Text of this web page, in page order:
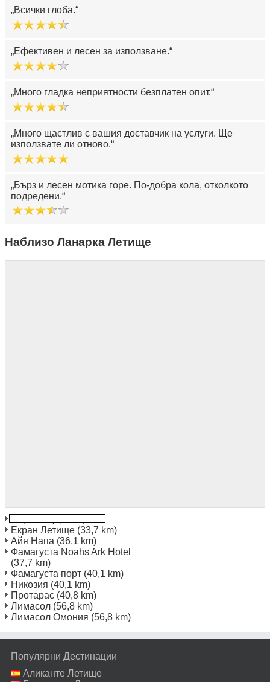
Всички глоба.
Ефективен и лесен за използване.
Много гладка неприятности безплатен опит.
Много щастлив с вашия доставчик на услуги. Ще
използвате ли отново.
Бърз и лесен мотика горе. По-добра кола, отколкото
подредени.
Наблизо Ланарка Летище
Екран Летище (33,7 km)
Айя Напа (36,1 km)
Фамагуста Noahs Ark Hotel
(37,7 km)
Фамагуста порт (40,1 km)
Никозия (40,1 km)
Протарас (40,8 km)
Лимасол (56,8 km)
Лимасол Омония (56,8 km)
Популярни Дестинации
Аликанте Летище